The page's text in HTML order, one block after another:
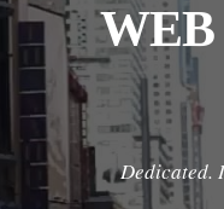
WEB
Dedicated.